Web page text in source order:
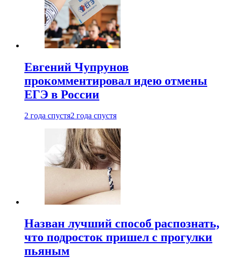
Евгений Чупрунов
прокомментировал идею отмены
ЕГЭ в России
2 года спустя2 года спустя
Назван лучший способ распознать,
что подросток пришел с прогулки
пьяным